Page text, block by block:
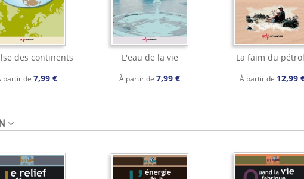
des continents
partir de 7,99 €
L'eau de la vie
À partir de 7,99 €
La faim du
À partir de 12,99